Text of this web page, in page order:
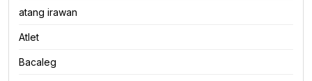
atang irawan
Atlet
Bacaleg